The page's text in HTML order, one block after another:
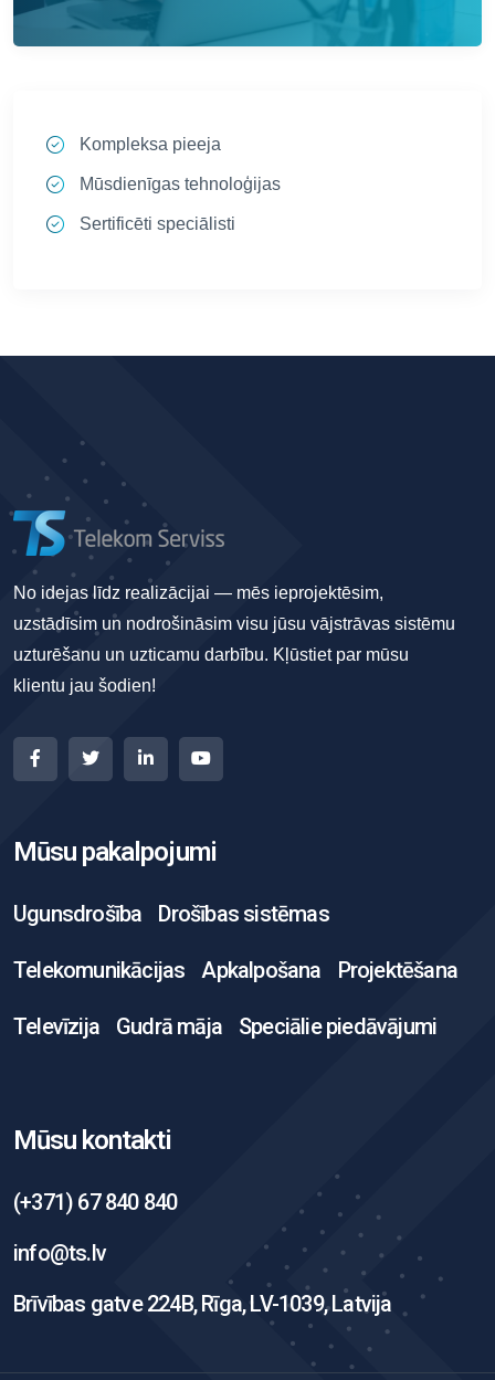
Kompleksa pieeja
Mūsdienīgas tehnoloģijas
Sertificēti speciālisti
No idejas līdz realizācijai — mēs ieprojektēsim,
uzstādīsim un nodrošināsim visu jūsu vājstrāvas sistēmu
uzturēšanu un uzticamu darbību. Kļūstiet par mūsu
klientu jau šodien!
Mūsu pakalpojumi
Ugunsdrošība Drošības sistēmas
Telekomunikācijas Apkalpošana Projektēšana
Televīzija Gudrā māja Speciālie piedāvājumi
Mūsu kontakti
(+371) 67 840 840
info@ts.lv
Brīvības gatve 224B, Rīga, LV-1039, Latvija